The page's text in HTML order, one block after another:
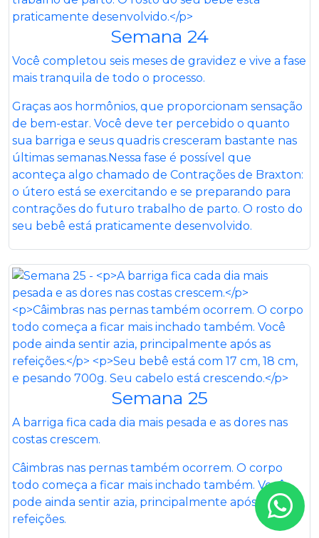
Semana 24
Você completou seis meses de gravidez e vive a fase
mais tranquila de todo o processo.
Graças aos hormônios, que proporcionam sensação
de bem-estar. Você deve ter percebido o quanto
sua barriga e seus quadris cresceram bastante nas
últimas semanas.Nessa fase é possível que
aconteça algo chamado de Contrações de Braxton:
o útero está se exercitando e se preparando para
contrações do futuro trabalho de parto. O rosto do
seu bebê está praticamente desenvolvido.
Semana 25
A barriga fica cada dia mais pesada e as dores nas
costas crescem.
Câimbras nas pernas também ocorrem. O corpo
todo começa a ficar mais inchado também. Você
pode ainda sentir azia, principalmente após as
refeições.